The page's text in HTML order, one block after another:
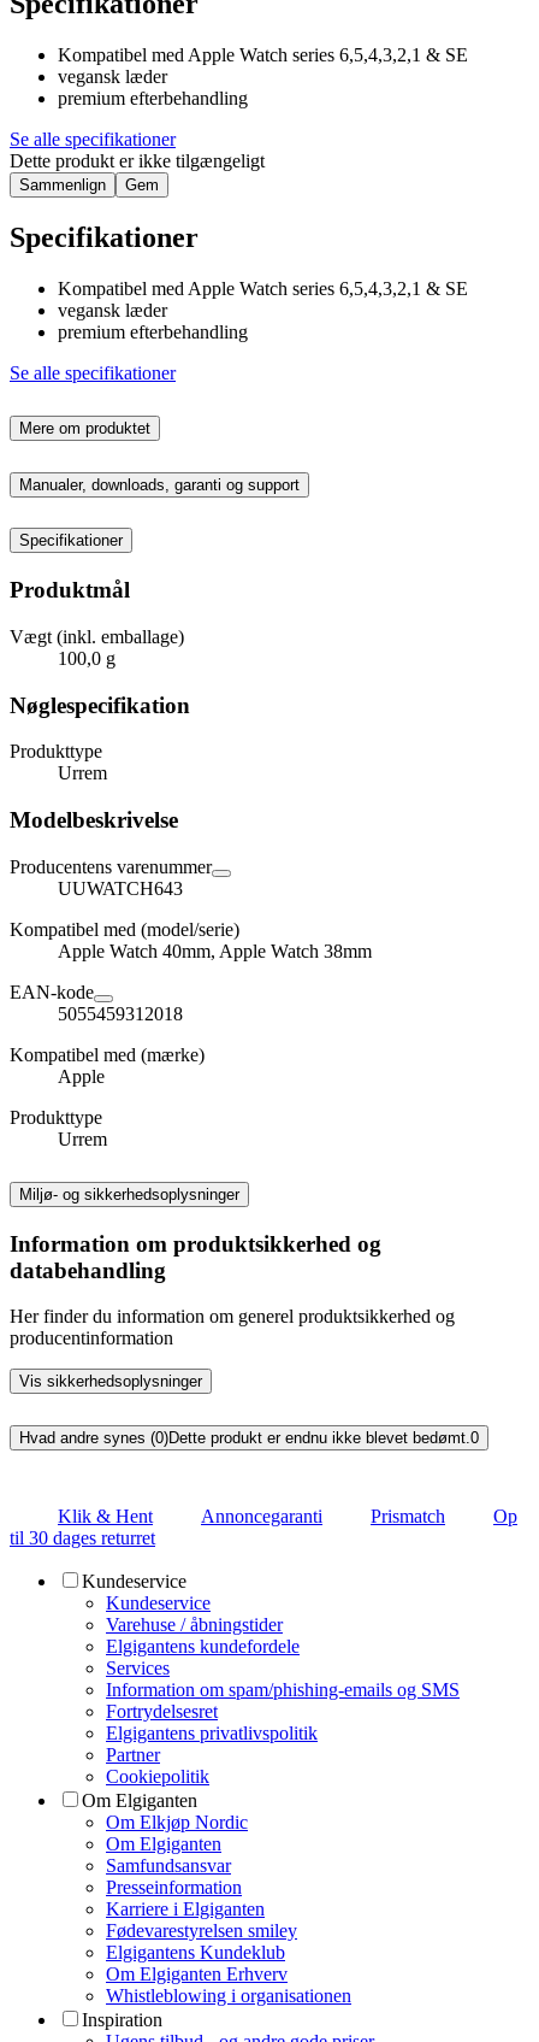
Kompatibel med Apple Watch series 6,5,4,3,2,1 & SE
vegansk læder
premium efterbehandling
Se alle specifikationer
Dette produkt er ikke tilgængeligt
Sammenlign Gem
Specifikationer
Kompatibel med Apple Watch series 6,5,4,3,2,1 & SE
vegansk læder
premium efterbehandling
Se alle specifikationer
Mere om produktet
Manualer, downloads, garanti og support
Specifikationer
Produktmål
Vægt (inkl. emballage)
100,0 g
Nøglespecifikation
Produkttype
Urrem
Modelbeskrivelse
Producentens varenummer
UUWATCH643
Kompatibel med (model/serie)
Apple Watch 40mm, Apple Watch 38mm
EAN-kode
5055459312018
Kompatibel med (mærke)
Apple
Produkttype
Urrem
Miljø- og sikkerhedsoplysninger
Information om produktsikkerhed og
databehandling
Her finder du information om generel produktsikkerhed og
producentinformation
Vis sikkerhedsoplysninger
Hvad andre synes (0)Dette produkt er endnu ikke blevet bedømt.0
Klik & Hent Annoncegaranti Prismatch
Op
til 30 dages returret
Kundeservice
Kundeservice
Varehuse / åbningstider
Elgigantens kundefordele
Services
Information om spam/phishing-emails og SMS
Fortrydelsesret
Elgigantens privatlivspolitik
Partner
Cookiepolitik
Om Elgiganten
Om Elkjøp Nordic
Om Elgiganten
Samfundsansvar
Presseinformation
Karriere i Elgiganten
Fødevarestyrelsen smiley
Elgigantens Kundeklub
Om Elgiganten Erhverv
Whistleblowing i organisationen
Inspiration